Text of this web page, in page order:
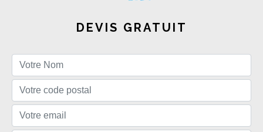
DEVIS GRATUIT